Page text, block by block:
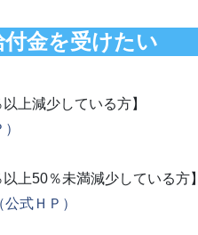
金を受けたい
上減少している方】
上50％未満減少している方】
式ＨＰ）